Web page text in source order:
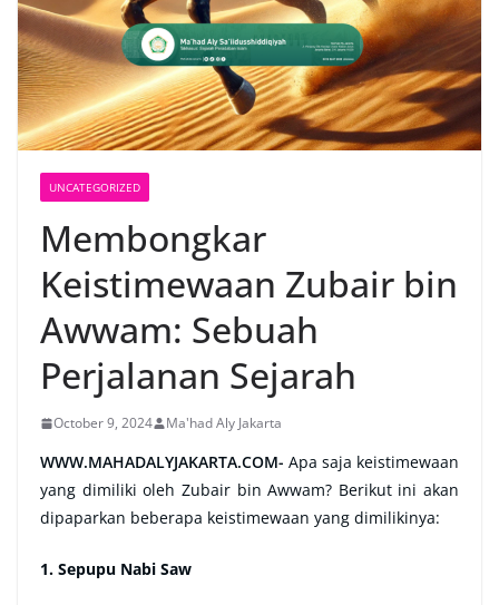
UNCATEGORIZED
Membongkar
Keistimewaan Zubair bin
Awwam: Sebuah
Perjalanan Sejarah
October 9, 2024 Ma'had Aly Jakarta
WWW.MAHADALYJAKARTA.COM- Apa saja keistimewaan
yang dimiliki oleh Zubair bin Awwam? Berikut ini akan
dipaparkan beberapa keistimewaan yang dimilikinya:
1. Sepupu Nabi Saw